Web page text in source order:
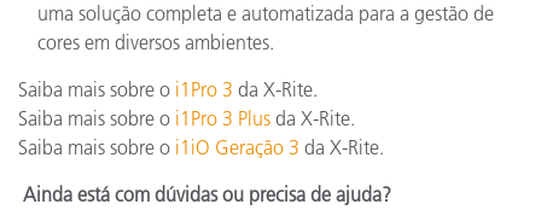
uma solução completa e automatizada para a gestão de
cores em diversos ambientes.
Saiba mais sobre o i1Pro 3 da X-Rite.
Saiba mais sobre o i1Pro 3 Plus da X-Rite.
Saiba mais sobre o i1iO Geração 3 da X-Rite.
Ainda está com dúvidas ou precisa de ajuda?